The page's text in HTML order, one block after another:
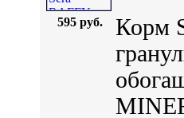
595 руб.
Корм